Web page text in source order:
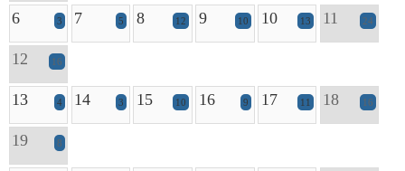
6 3 7 5 8 12 9 10 10 13 11 24
12 16
13 4 14 3 15 10 16 9 17 11 18 16
19 8